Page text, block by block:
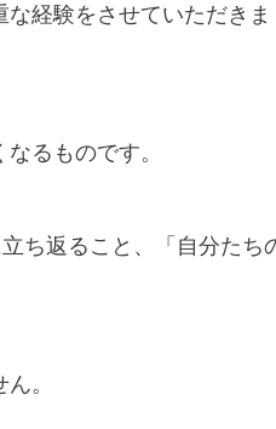
経験をさせていただきま
るものです。
ち返ること、「自分たち
。